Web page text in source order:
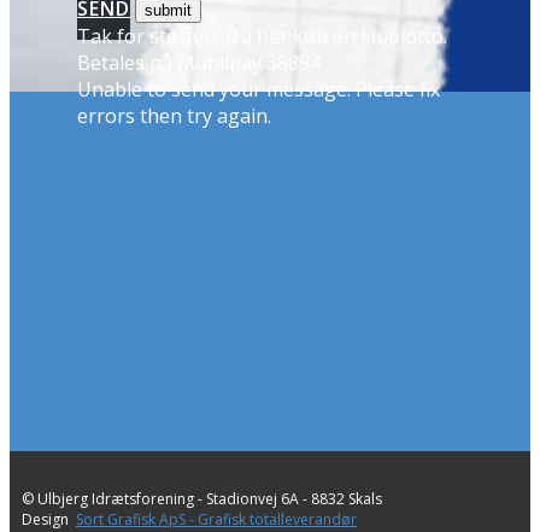
SEND
Tak for støtten, Du har køb en klublotto.
Betales på Mobilpay 38894
Unable to send your message. Please fix
errors then try again.
© Ulbjerg Idrætsforening - ​Stadionvej 6A - 8832 Skals
Design Sort Grafisk ApS - Grafisk totalleverandør